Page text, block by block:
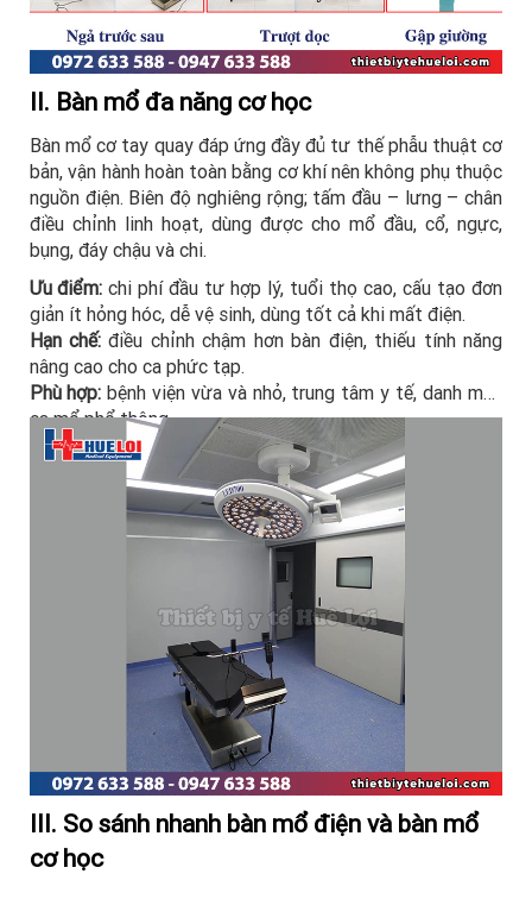
II. Bàn mổ đa năng cơ học
Bàn mổ cơ tay quay đáp ứng đầy đủ tư thế phẫu thuật cơ
bản, vận hành hoàn toàn bằng cơ khí nên không phụ thuộc
nguồn điện. Biên độ nghiêng rộng; tấm đầu – lưng – chân
điều chỉnh linh hoạt, dùng được cho mổ đầu, cổ, ngực,
bụng, đáy chậu và chi.
Ưu điểm: chi phí đầu tư hợp lý, tuổi thọ cao, cấu tạo đơn
giản ít hỏng hóc, dễ vệ sinh, dùng tốt cả khi mất điện.
Hạn chế: điều chỉnh chậm hơn bàn điện, thiếu tính năng
nâng cao cho ca phức tạp.
Phù hợp: bệnh viện vừa và nhỏ, trung tâm y tế, danh mục
ca mổ phổ thông.
III. So sánh nhanh bàn mổ điện và bàn mổ
cơ học